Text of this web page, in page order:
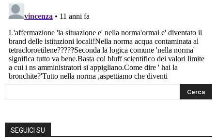
SEGUICI SU